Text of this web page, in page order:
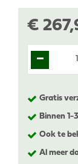
€ 267,
Gratis
Binnen 1-
Ook te
Al meer